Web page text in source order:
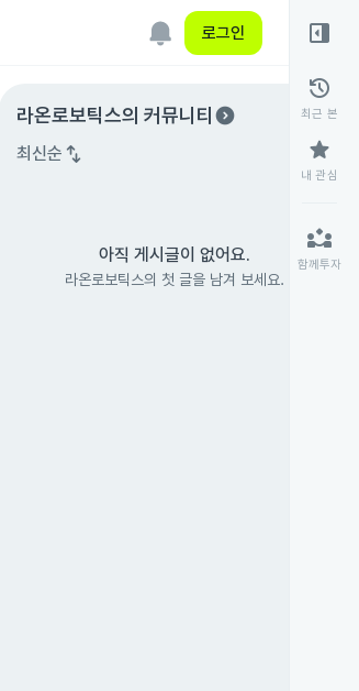
로그인
라온로보틱스의 커뮤니티 expand_circle_right
최신순 swap_vert
아직 게시글이 없어요.
라온로보틱스의 첫 글을 남겨 보세요.
right_panel_open
history
최근 본
star
내 관심
partner_exchange
함께투자